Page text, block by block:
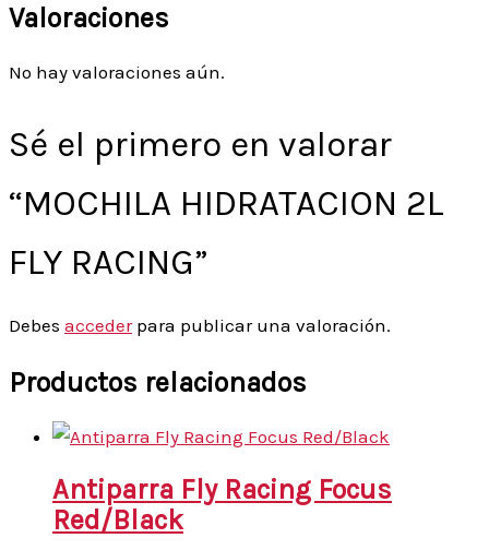
Valoraciones
No hay valoraciones aún.
Sé el primero en valorar
“MOCHILA HIDRATACION 2L
FLY RACING”
Debes accederpara publicar una valoración.
Productos relacionados
Antiparra Fly Racing Focus
Red/Black